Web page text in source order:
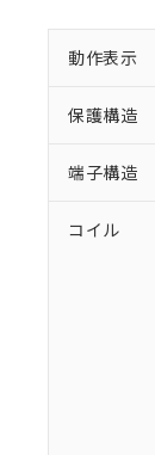
動作表示
保護構造
端子構造
コイル